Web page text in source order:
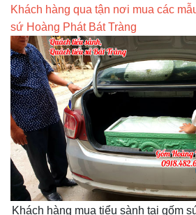
Khách hàng qua tận nơi mua các
sứ Hoàng Phát Bát Tràng
Khách hàng mua tiểu sành tại gốm